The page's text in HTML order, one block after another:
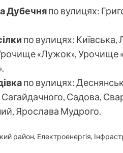
Дубечняпо вулицях:
по вулицях:
«Лужок», Урочище
по вулицях:
Садова,
Ярослава Мудрого.
район, Електроенергія,